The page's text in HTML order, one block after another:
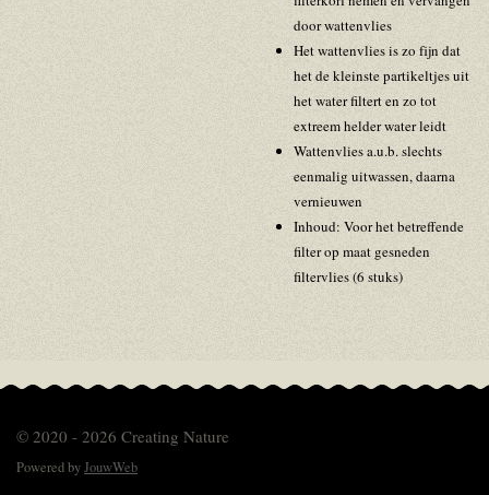
door wattenvlies
Het wattenvlies is zo fijn dat
het de kleinste partikeltjes uit
het water filtert en zo tot
extreem helder water leidt
Wattenvlies a.u.b. slechts
eenmalig uitwassen, daarna
vernieuwen
Inhoud: Voor het betreffende
filter op maat gesneden
filtervlies (6 stuks)
© 2020 - 2026 Creating Nature
Powered byJouwWeb